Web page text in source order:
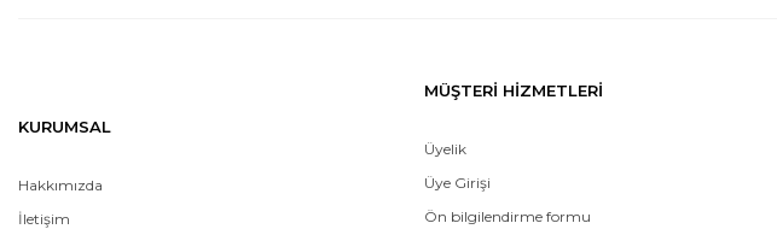
KURUMSAL
Hakkımızda
İletişim
MÜŞTERİ HİZMETLERİ
Üyelik
Üye Girişi
Ön bilgilendirme formu